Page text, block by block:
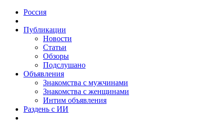
Россия
Публикации
Новости
Статьи
Обзоры
Подслушано
Объявления
Знакомства с мужчинами
Знакомства с женщинами
Интим объявления
Раздень с ИИ